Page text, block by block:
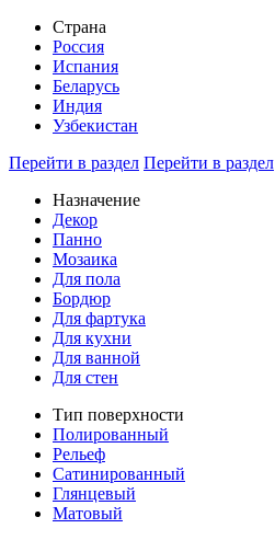
Страна
Россия
Испания
Беларусь
Индия
Узбекистан
Перейти в раздел Перейти в раздел
Назначение
Декор
Панно
Мозаика
Для пола
Бордюр
Для фартука
Для кухни
Для ванной
Для стен
Тип поверхности
Полированный
Рельеф
Сатинированный
Глянцевый
Матовый